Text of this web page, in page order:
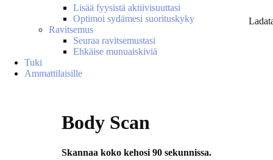
Lisää fyysistä aktiivisuuttasi
Optimoi sydämesi suorituskyky
Ravitsemus
Seuraa ravitsemustasi
Ehkäise munuaiskiviä
Tuki
Ammattilaisille
Body Scan
Skannaa koko kehosi 90 sekunnissa.